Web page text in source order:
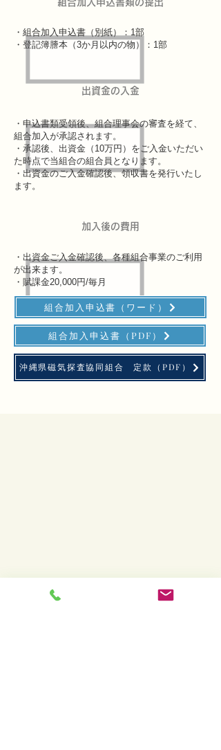
組合加入申込書類の提出
・組合加入申込書（別紙）：1部
・登記簿謄本（3か月以内の物）：1部
出資金の入金
・申込書類受領後、組合理事会の審査を経て、
組合加入が承認されます。
・承認後、出資金（10万円）をご入金いただい
た時点で当組合の組合員となります。
・出資金のご入金確認後、領収書を発行いたし
ます。
加入後の費用
・出資金ご入金確認後、各種組合事業のご利用
が出来ます。
・賦課金20,000円/毎月
組合加入申込書（ワード）
組合加入申込書（PDF）
沖縄県磁気探査協同組合 定款（PDF）